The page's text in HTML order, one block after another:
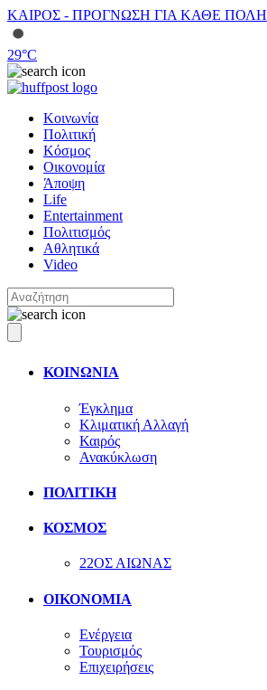
ΚΑΙΡΟΣ - ΠΡΟΓΝΩΣΗ ΓΙΑ ΚΑΘΕ ΠΟΛΗ
29°C
Κοινωνία
Πολιτική
Κόσμος
Οικονομία
Άποψη
Life
Entertainment
Πολιτισμός
Αθλητικά
Video
ΚΟΙΝΩΝΙΑ
Έγκλημα
Κλιματική Αλλαγή
Καιρός
Ανακύκλωση
ΠΟΛΙΤΙΚΗ
ΚΟΣΜΟΣ
22ΟΣ ΑΙΩΝΑΣ
ΟΙΚΟΝΟΜΙΑ
Ενέργεια
Τουρισμός
Επιχειρήσεις